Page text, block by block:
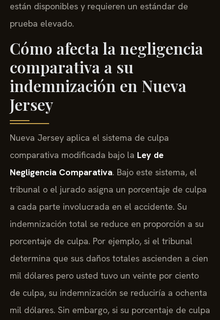
están disponibles y requieren un estándar de
prueba elevado.
Cómo afecta la negligencia
comparativa a su
indemnización en Nueva
Jersey
Nueva Jersey aplica el sistema de culpa
comparativa modificada bajo la Ley de
Negligencia Comparativa. Bajo este sistema, el
tribunal o el jurado asigna un porcentaje de culpa
a cada parte involucrada en el accidente. Su
indemnización total se reduce en proporción a su
porcentaje de culpa. Por ejemplo, si el tribunal
determina que sus daños totales ascienden a cien
mil dólares pero usted tuvo un veinte por ciento
de culpa, su indemnización se reduciría a ochenta
mil dólares. Sin embargo, si su porcentaje de culpa